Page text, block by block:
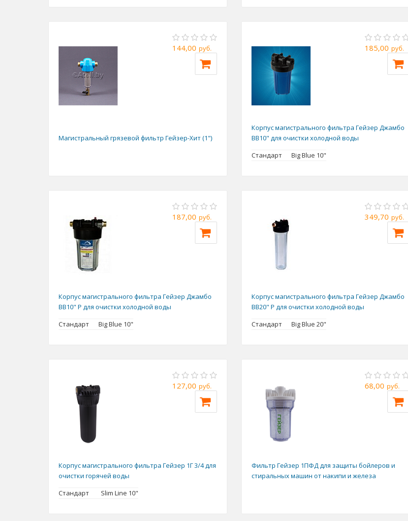
144,00 руб.
Магистральный грязевой фильтр Гейзер-Хит (1")
185,00 руб.
Корпус магистрального фильтра Гейзер Джамбо
BB10" для очистки холодной воды
Стандарт
Big Blue 10"
187,00 руб.
Корпус магистрального фильтра Гейзер Джамбо
BB10" P для очистки холодной воды
Стандарт
Big Blue 10"
349,70 руб.
Корпус магистрального фильтра Гейзер Джамбо
BB20" P для очистки холодной воды
Стандарт
Big Blue 20"
127,00 руб.
Корпус магистрального фильтра Гейзер 1Г 3/4 для
очистки горячей воды
Стандарт
Slim Line 10"
68,00 руб.
Фильтр Гейзер 1ПФД для защиты бойлеров и
стиральных машин от накипи и железа